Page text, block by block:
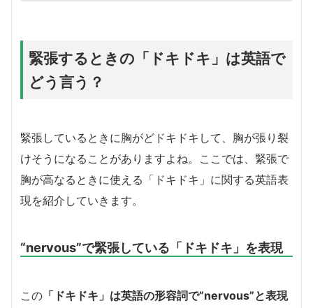
緊張するときの「ドキドキ」は英語で
どう言う？
緊張しているときに胸がどドキドキして、胸が張り裂
けそうになることがありますよね。ここでは、緊張で
胸が高なるときに使える「ドキドキ」に関する英語表
現を紹介していきます。
“nervous”で緊張している「ドキドキ」を表現
この 「ドキドキ」は英語の形容詞で”nervous”と表現